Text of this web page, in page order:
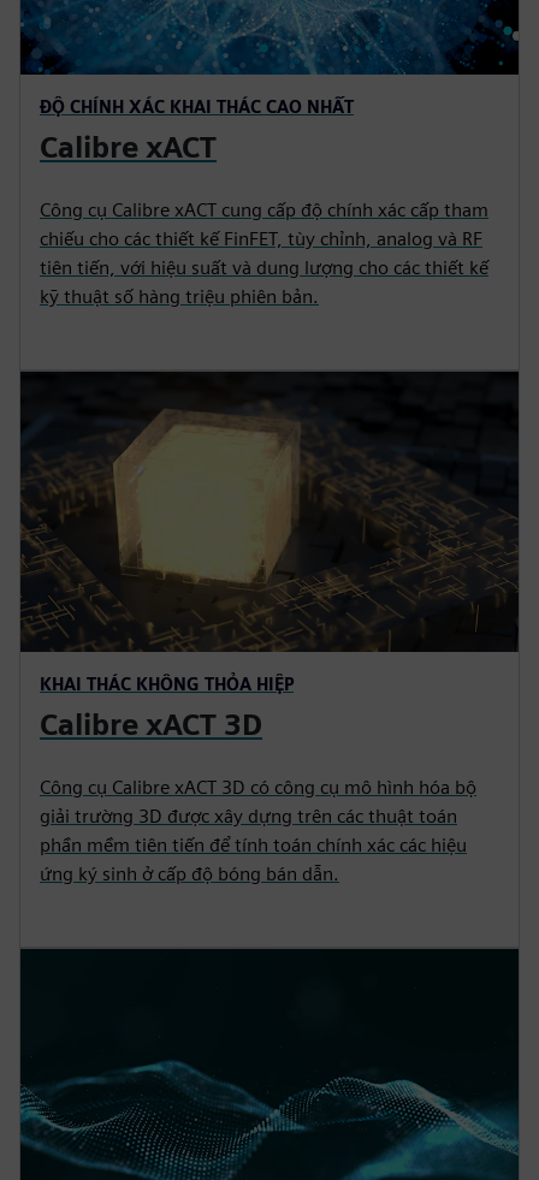
ĐỘ CHÍNH XÁC KHAI THÁC CAO NHẤT
Calibre xACT
Công cụ Calibre xACT cung cấp độ chính xác cấp tham
chiếu cho các thiết kế FinFET, tùy chỉnh, analog và RF
tiên tiến, với hiệu suất và dung lượng cho các thiết kế
kỹ thuật số hàng triệu phiên bản.
KHAI THÁC KHÔNG THỎA HIỆP
Calibre xACT 3D
Công cụ Calibre xACT 3D có công cụ mô hình hóa bộ
giải trường 3D được xây dựng trên các thuật toán
phần mềm tiên tiến để tính toán chính xác các hiệu
ứng ký sinh ở cấp độ bóng bán dẫn.